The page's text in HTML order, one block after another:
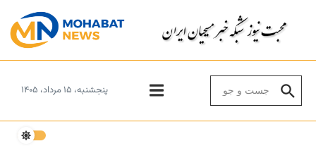
پنجشنبه، ۱۵ مرداد، ۱۴۰۵